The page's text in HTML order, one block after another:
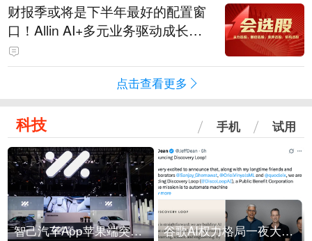
财报季或将是下半年最好的配置窗
口！Allin AI+多元业务驱动成长；
领先数智技术服务商，AI带来新机
遇
点击查看更多
科技 手机 试用
智己汽车App苹果端突然“下架” 谷歌AI权力格局一夜大洗牌